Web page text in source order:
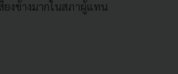
งข้างมากในสภาผู้แทน